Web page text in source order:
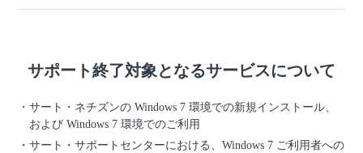
サポート終了対象となるサービスについて
サート・ネチズンの Windows 7 環境での新規インストール、
および Windows 7 環境でのご利用
サート・サポートセンターにおける、Windows 7 ご利用者への